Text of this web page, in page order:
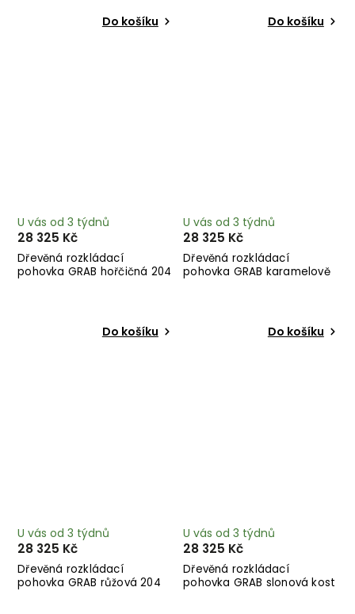
Do košíku Do košíku
Dřevěná rozkládací
pohovka GRAB hořčičná 204
U vás od 3 týdnů
28 325 Kč
Do košíku
Dřevěná rozkládací
pohovka GRAB karamelově
U vás od 3 týdnů
28 325 Kč
Do košíku
Dřevěná rozkládací
pohovka GRAB růžová 204
U vás od 3 týdnů
28 325 Kč
Dřevěná rozkládací
pohovka GRAB slonová kost
U vás od 3 týdnů
28 325 Kč